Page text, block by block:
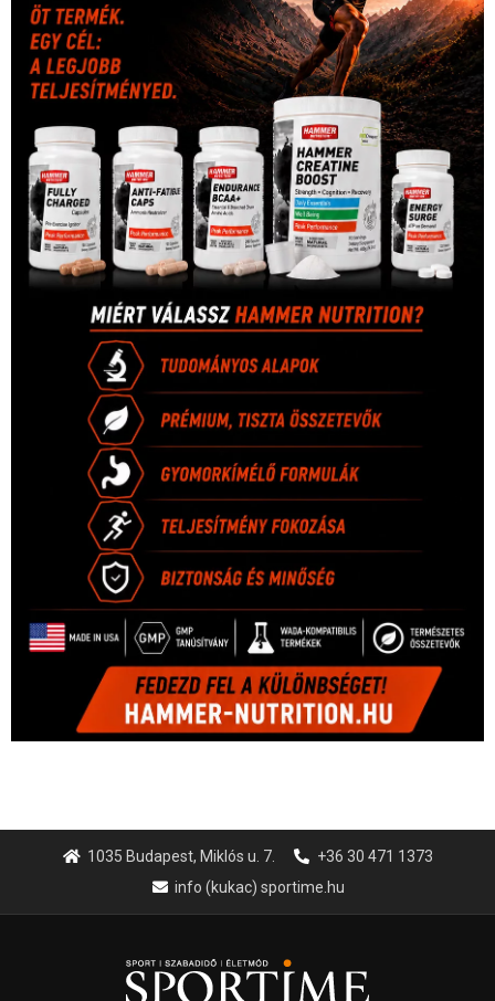
1035 Budapest, Miklós u. 7.
+36 30 471 1373
info (kukac) sportime.hu